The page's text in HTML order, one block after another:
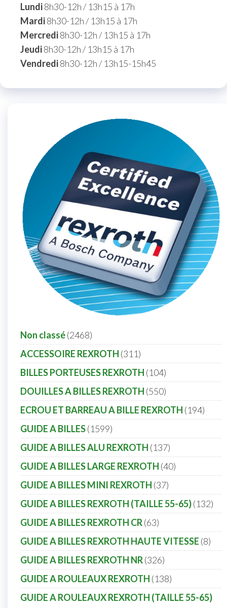
Lundi8h30-12h / 13h15 à 17h
Mardi8h30-12h / 13h15 à 17h
Mercredi8h30-12h / 13h15 à 17h
Jeudi8h30-12h / 13h15 à 17h
Vendredi8h30-12h / 13h15-15h45
Non classé 2468
ACCESSOIRE REXROTH 311
BILLES PORTEUSES REXROTH 104
DOUILLES A BILLES REXROTH 550
ECROU ET BARREAU A BILLE REXROTH 194
GUIDE A BILLES 1599
GUIDE A BILLES ALU REXROTH 137
GUIDE A BILLES LARGE REXROTH 40
GUIDE A BILLES MINI REXROTH 37
GUIDE A BILLES REXROTH (TAILLE 55-65) 132
GUIDE A BILLES REXROTH CR 63
GUIDE A BILLES REXROTH HAUTE VITESSE 8
GUIDE A BILLES REXROTH NR 326
GUIDE A ROULEAUX REXROTH 138
GUIDE A ROULEAUX REXROTH (TAILLE 55-65)